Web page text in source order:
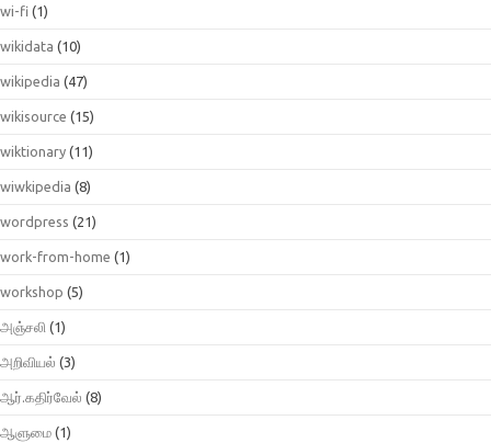
wi-fi (1)
wikidata (10)
wikipedia (47)
wikisource (15)
wiktionary (11)
wiwkipedia (8)
wordpress (21)
work-from-home (1)
workshop (5)
அஞ்சலி (1)
அறிவியல் (3)
ஆர்.கதிர்வேல் (8)
ஆளுமை (1)